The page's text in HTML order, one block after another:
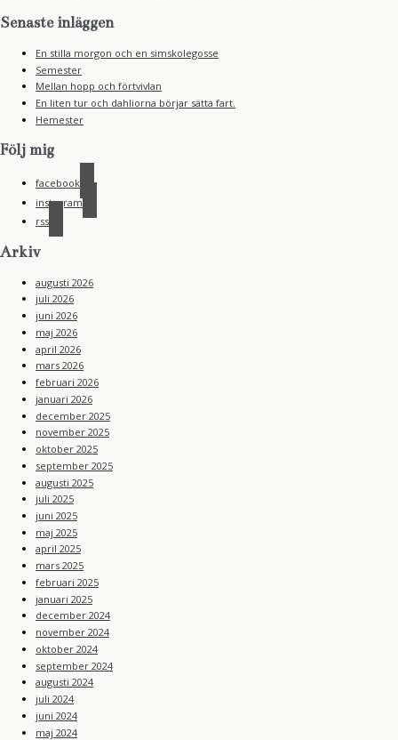
Senaste inläggen
En stilla morgon och en simskolegosse
Semester
Mellan hopp och förtvivlan
En liten tur och dahliorna börjar sätta fart.
Hemester
Följ mig
facebook
instagram
rss
Arkiv
augusti 2026
juli 2026
juni 2026
maj 2026
april 2026
mars 2026
februari 2026
januari 2026
december 2025
november 2025
oktober 2025
september 2025
augusti 2025
juli 2025
juni 2025
maj 2025
april 2025
mars 2025
februari 2025
januari 2025
december 2024
november 2024
oktober 2024
september 2024
augusti 2024
juli 2024
juni 2024
maj 2024